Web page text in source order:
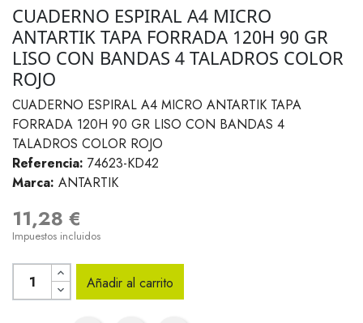
CUADERNO ESPIRAL A4 MICRO
ANTARTIK TAPA FORRADA 120H 90 GR
LISO CON BANDAS 4 TALADROS COLOR
ROJO
CUADERNO ESPIRAL A4 MICRO ANTARTIK TAPA
FORRADA 120H 90 GR LISO CON BANDAS 4
TALADROS COLOR ROJO
Referencia: 74623-KD42
Marca: ANTARTIK
11,28 €
Impuestos incluidos
Añadir al carrito